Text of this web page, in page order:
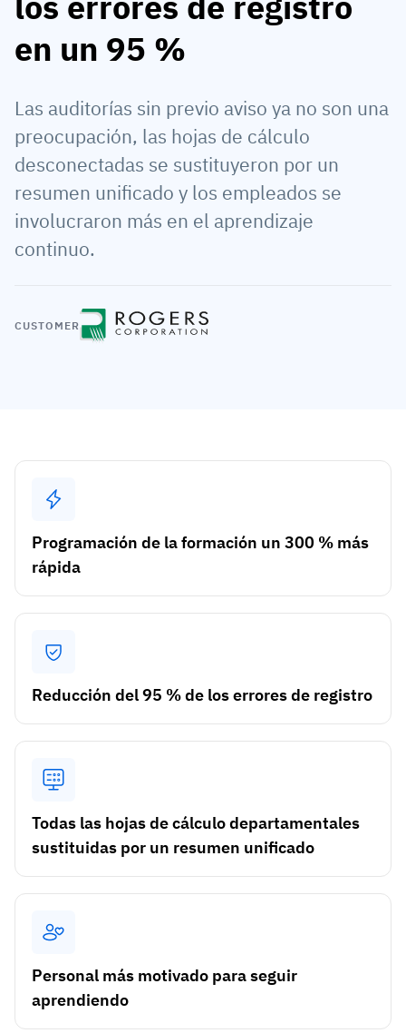
Historial de formación
Certificados y licencias
App de cualificaciones en planta
Cumplimiento
Registros de auditoría
Coordinador de formación
Responsable de operaciones
Responsable de TIC
Auditor
Alimentos
Syngenta
Química
19 de marzo de 2026
Deja de perseguir, empieza a automatizar
con AG5 Workflows
Base de conocimientos
Estado de AG5
Enviar una pregunta
Empresa
en un 95 %
Las auditorías sin previo aviso ya no son una
preocupación, las hojas de cálculo
desconectadas se sustituyeron por un
resumen unificado y los empleados se
involucraron más en el aprendizaje
continuo.
CUSTOMER
Programación de la formación un 300 % más
rápida
Reducción del 95 % de los errores de registro
Todas las hojas de cálculo departamentales
sustituidas por un resumen unificado
Personal más motivado para seguir
aprendiendo